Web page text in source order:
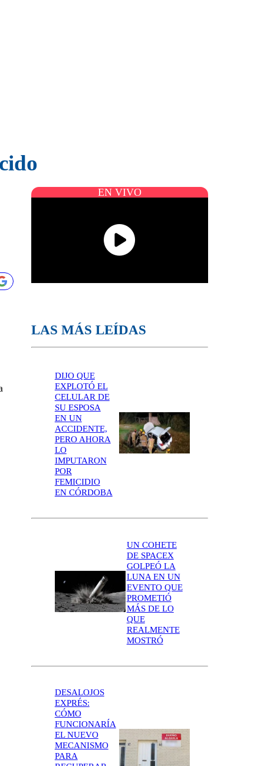
EN VIVO
LAS MÁS LEÍDAS
DIJO QUE
EXPLOTÓ EL
CELULAR DE
SU ESPOSA
EN UN
ACCIDENTE,
PERO AHORA
LO
IMPUTARON
POR
FEMICIDIO
EN CÓRDOBA
UN COHETE
DE SPACEX
GOLPEÓ LA
LUNA EN UN
EVENTO QUE
PROMETIÓ
MÁS DE LO
QUE
REALMENTE
MOSTRÓ
DESALOJOS
EXPRÉS:
CÓMO
FUNCIONARÍA
EL NUEVO
MECANISMO
PARA